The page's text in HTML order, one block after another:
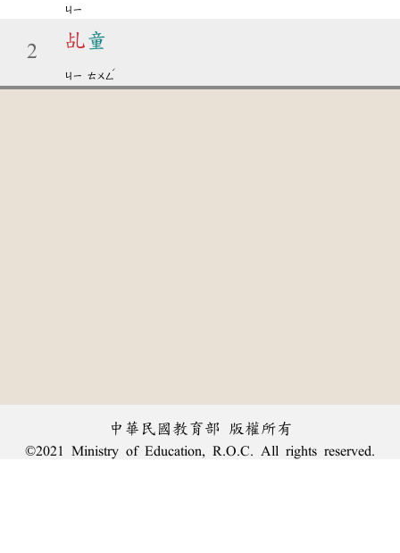
ㄐㄧ
2
乩童
ㄐㄧ ㄊㄨㄥ
ˊ
中華民國教育部 版權所有
©2021 Ministry of Education, R.O.C. All rights reserved.